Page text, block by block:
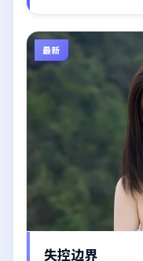
最新
失控边界